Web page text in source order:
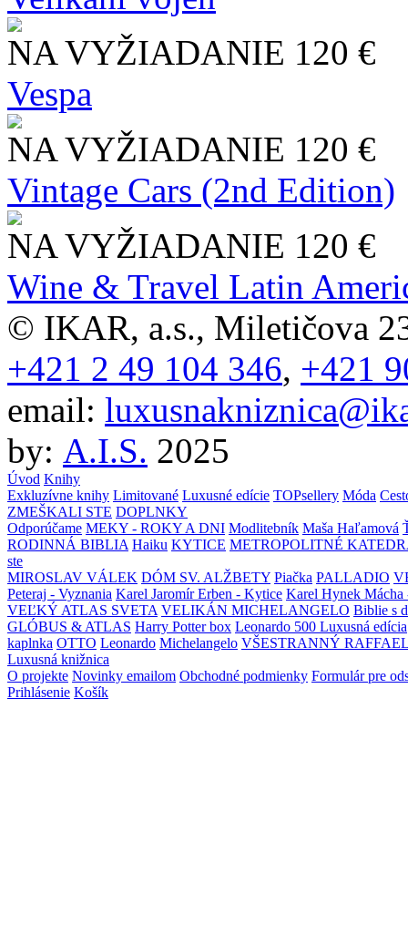
NA VYŽIADANIE 120 €
Vespa
NA VYŽIADANIE 120 €
Vintage Cars (2nd Edition)
NA VYŽIADANIE 120 €
Wine & Travel Latin
© IKAR, a.s., Miletičova
+421 2 49 104 346, +421
email:
by: A.I.S. 2025
Úvod Knihy
Exkluzívne knihy Limitované Luxusné edície TOPsellery Móda
ZMEŠKALI STE DOPLNKY
Odporúčame MEKY - ROKY A DNI Modlitebník Maša Haľamová
RODINNÁ BIBLIA Haiku KYTICE METROPOLITNÉ
ste
MIROSLAV VÁLEK DÓM SV. ALŽBETY Piačka PALLADIO
Peteraj - Vyznania Karel Jaromír Erben - Kytice Karel Hynek Mácha
VEĽKÝ ATLAS SVETA VELIKÁN MICHELANGELO Biblie s
GLÓBUS & ATLAS Harry Potter box Leonardo 500 Luxusná edícia
kaplnka OTTO Leonardo Michelangelo VŠESTRANNÝ
Luxusná knižnica
O projekte Novinky emailom Obchodné podmienky Formulár pre
Prihlásenie Košík